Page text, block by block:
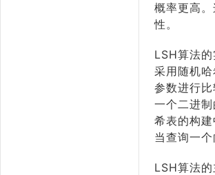
概率更高
性。
LSH算法
采用随机
参数进行
一个二进
希表的构
当查询一
LSH算法